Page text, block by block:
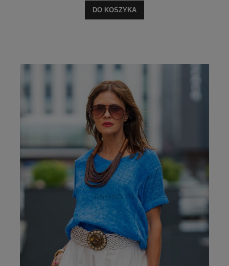
DO KOSZYKA